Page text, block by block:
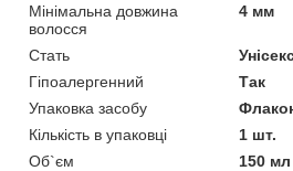
Мінімальна довжина
волосся
4 мм
Стать
Гіпоалергенний
Так
Упаковка засобу
Кількість в упаковці
1 шт.
Об`єм
150 мл